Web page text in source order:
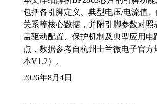
包括各引脚定义、典型电压/电流值
关系等核心数据，并附引脚参数对照
盖驱动配置、保护机制及典型应用电
点，数据参考自杭州士兰微电子官方
本V1.2）。
2026年8月4日